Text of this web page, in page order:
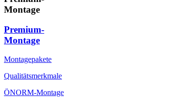
Montage
Premium-
Montage
Montagepakete
Qualitätsmerkmale
ÖNORM-Montage